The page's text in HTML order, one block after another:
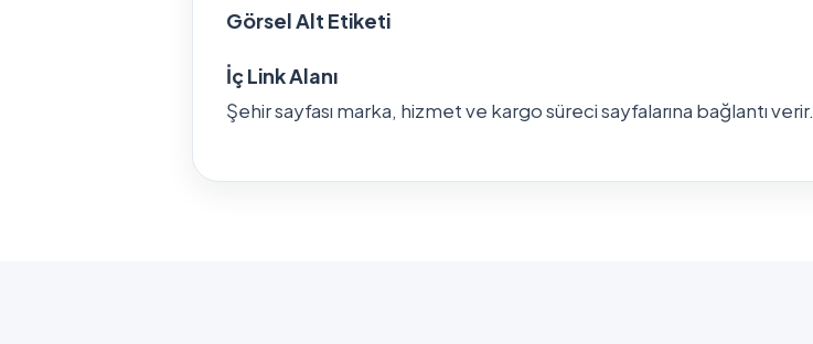
Görsel Alt Etiketi
İç Link Alanı
Şehir sayfası marka, hizmet ve kargo süreci sayfalarına bağlantı verir.